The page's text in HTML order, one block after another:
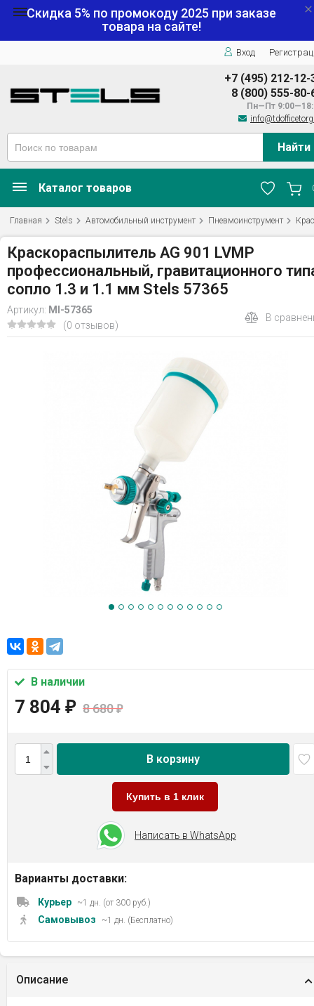
Скидка 5% по промокоду 2025 при заказе
товара на сайте!
Вход
+7 (495) 212-12-
8 (800) 555-80-
Пн—Пт
Найти
Каталог товаров
Главная Stels Автомобильный инструмент Пневмоинструмент
Краскораспылитель AG 901 LVMP
профессиональный, гравитационного
сопло 1.3 и 1.1 мм Stels 57365
Артикул: MI-57365
(0 отзывов)
В
В наличии
7 804 ₽ 8 680₽
В корзину
Купить в 1 клик
Написать в WhatsApp
Варианты доставки:
Курьер ~1 дн. (от 300 руб.)
Самовывоз ~1 дн. (Бесплатно)
Описание